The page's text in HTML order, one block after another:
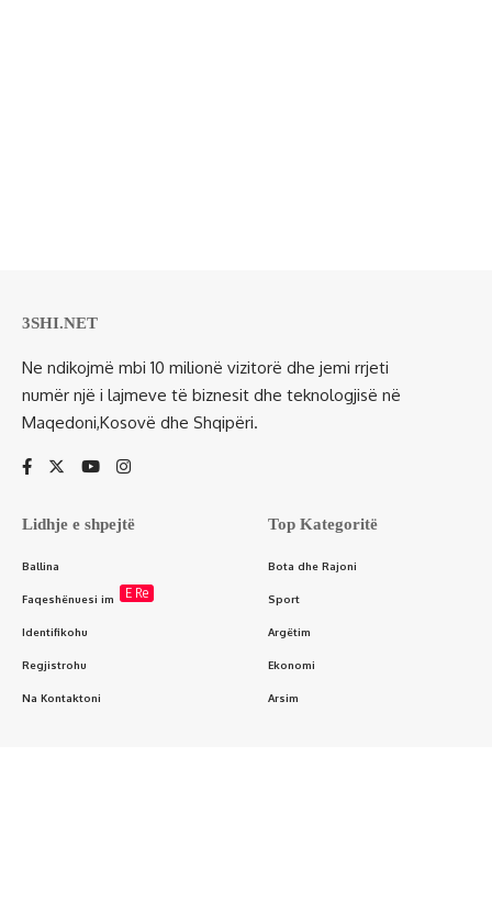
3SHI.NET
Ne ndikojmë mbi 10 milionë vizitorë dhe jemi rrjeti
numër një i lajmeve të biznesit dhe teknologjisë në
Maqedoni,Kosovë dhe Shqipëri.
Lidhje e shpejtë
Ballina
Faqeshënuesi im E Re
Identifikohu
Regjistrohu
Na Kontaktoni
Top Kategoritë
Bota dhe Rajoni
Sport
Argëtim
Ekonomi
Arsim